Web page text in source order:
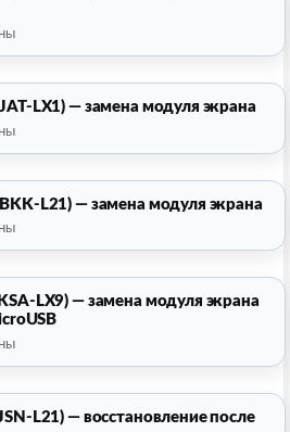
LX1) — замена модуля экрана
L21) — замена модуля экрана
LX9) — замена модуля экрана
L21) — восстановление после